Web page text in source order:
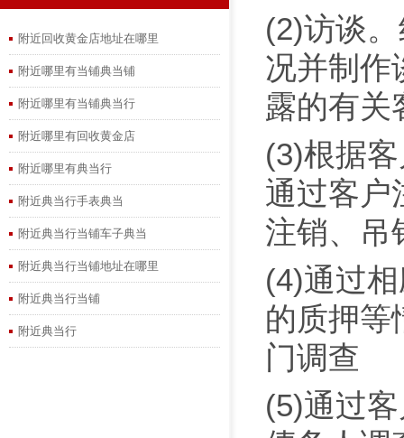
附近回收黄金店地址在哪里
附近哪里有当铺典当铺
附近哪里有当铺典当行
附近哪里有回收黄金店
附近哪里有典当行
附近典当行手表典当
附近典当行当铺车子典当
附近典当行当铺地址在哪里
附近典当行当铺
附近典当行
(2)访谈
况并制作
露的有关
(3)根据
通过客户
注销、吊
(4)通过
的质押等
门调查
(5)通过